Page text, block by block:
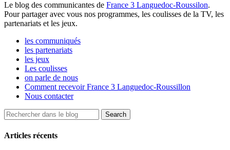
Le blog des communicantes de France 3 Languedoc-Roussilon.
Pour partager avec vous nos programmes, les coulisses de la TV, les
partenariats et les jeux.
les communiqués
les partenariats
les jeux
Les coulisses
on parle de nous
Comment recevoir France 3 Languedoc-Roussillon
Nous contacter
Articles récents